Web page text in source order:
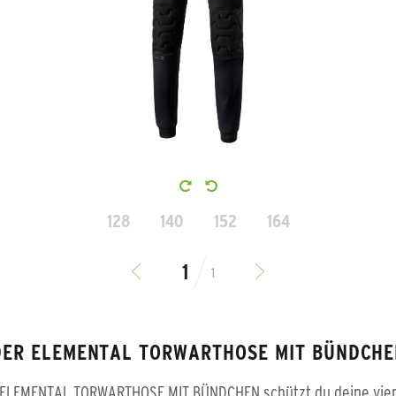
128 140 152 164
1
ELEMENTAL TORWARTHOSE MIT